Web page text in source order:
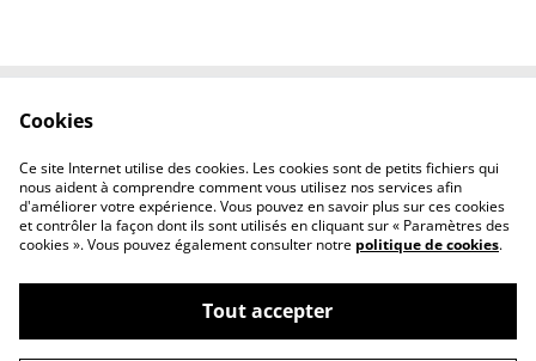
Contactez-nous
Politique de
confidentialité
Politique de
cookies
©2026l'éclipse
Cookies
Ce site Internet utilise des cookies. Les cookies sont de petits fichiers qui
nous aident à comprendre comment vous utilisez nos services afin
d'améliorer votre expérience. Vous pouvez en savoir plus sur ces cookies
et contrôler la façon dont ils sont utilisés en cliquant sur « Paramètres des
cookies ». Vous pouvez également consulter notre politique de cookies.
Tout accepter